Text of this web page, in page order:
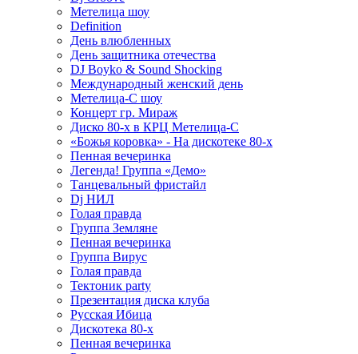
Метелица шоу
Definition
День влюбленных
День защитника отечества
DJ Boyko & Sound Shocking
Международный женский день
Метелица-С шоу
Концерт гр. Мираж
Диско 80-х в КРЦ Метелица-С
«Божья коровка» - На дискотеке 80-х
Пенная вечеринка
Легенда! Группа «Демо»
Танцевальный фристайл
Dj НИЛ
Голая правда
Группа Земляне
Пенная вечеринка
Группа Вирус
Голая правда
Тектоник party
Презентация диска клуба
Русская Ибица
Дискотека 80-х
Пенная вечеринка